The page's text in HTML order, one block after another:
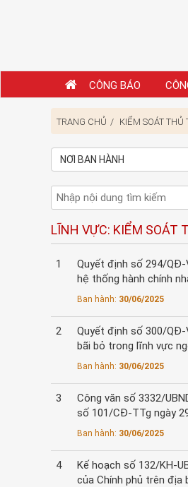
CÔNG BÁO
TRANG CHỦ KIỂM SOÁT
NƠI BAN HÀNH
LĨNH VỰC: KIỂM SOÁT
1
Quyết định số 294/QĐ-
hệ thống hành chính
Ban hành: 30/06/2025
2
Quyết định số 300/QĐ-
bãi bỏ trong lĩnh vực
Ban hành: 30/06/2025
3
Công văn số 3332/
số 101/CĐ-TTg ngày
Ban hành: 30/06/2025
4
Kế hoạch số 132/KH-
của Chính phủ trên địa